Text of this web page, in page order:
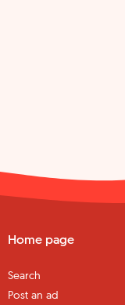
Home page
Search
Post an ad